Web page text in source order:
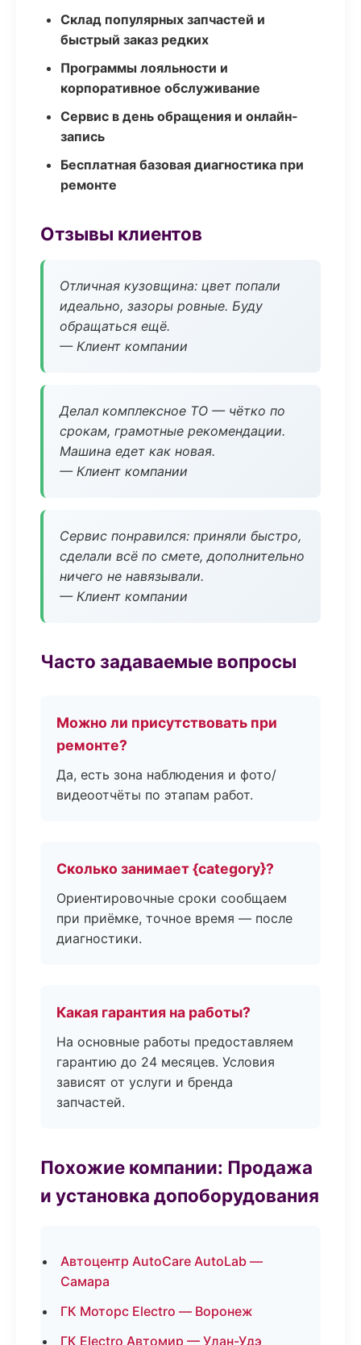
Склад популярных запчастей и
быстрый заказ редких
Программы лояльности и
корпоративное обслуживание
Сервис в день обращения и онлайн-
запись
Бесплатная базовая диагностика при
ремонте
Отзывы клиентов
Отличная кузовщина: цвет попали
идеально, зазоры ровные. Буду
обращаться ещё.
— Клиент компании
Делал комплексное ТО — чётко по
срокам, грамотные рекомендации.
Машина едет как новая.
— Клиент компании
Сервис понравился: приняли быстро,
сделали всё по смете, дополнительно
ничего не навязывали.
— Клиент компании
Часто задаваемые вопросы
Можно ли присутствовать при
ремонте?
Да, есть зона наблюдения и фото/
видеоотчёты по этапам работ.
Сколько занимает {category}?
Ориентировочные сроки сообщаем
при приёмке, точное время — после
диагностики.
Какая гарантия на работы?
На основные работы предоставляем
гарантию до 24 месяцев. Условия
зависят от услуги и бренда
запчастей.
Похожие компании: Продажа
и установка допоборудования
Автоцентр AutoCare AutoLab —
Самара
ГК Моторс Electro — Воронеж
ГК Electro Автомир — Улан-Удэ